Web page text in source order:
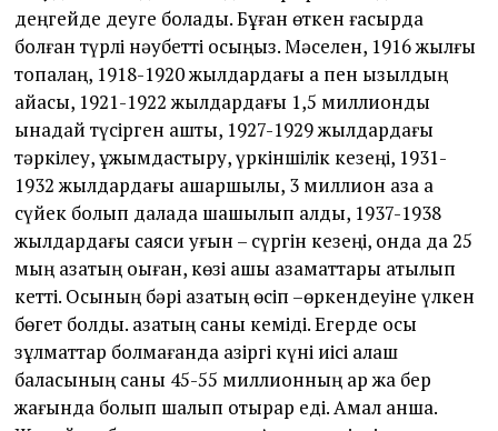
деңгейде деуге болады. Бұған өткен ғасырда
болған түрлі нәубетті қосыңыз. Мәселен, 1916 жылғы
топалаң, 1918-1920 жылдардағы ақ пен қызылдың
айқасы, 1921-1922 жылдардағы 1,5 миллионды
қынадай түсірген аштық, 1927-1929 жылдардағы
тәркілеу, ұжымдастыру, үркіншілік кезеңі, 1931-
1932 жылдардағы ашаршылық, 3 миллион қазақ ақ
сүйек болып далада шашылып қалды, 1937-1938
жылдардағы саяси қуғын – сүргін кезеңі, онда да 25
мың қазақтың оқыған, көзі ашық азаматтары атылып
кетті. Осының бәрі қазақтың өсіп –өркендеуіне үлкен
бөгет болды. қазақтың саны кеміді. Егерде осы
зұлматтар болмағанда қазіргі күні иісі алаш
баласының саны 45-55 миллионның ар жақ бер
жағында болып шалқып отырар еді. Амал қанша.